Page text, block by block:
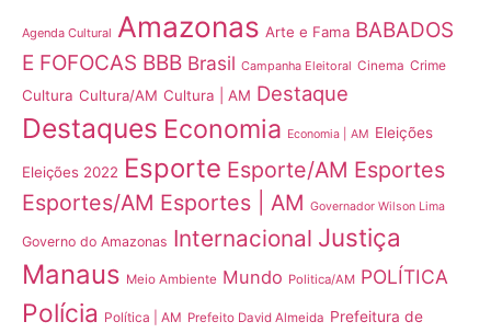
Agenda Cultural Amazonas Arte e Fama BABADOS
E FOFOCAS BBB Brasil Campanha Eleitoral Cinema Crime
Cultura Cultura/AM Cultura | AM Destaque
Destaques Economia Economia | AM Eleições
Eleições 2022 Esporte Esporte/AM Esportes
Esportes/AM Esportes | AM Governador Wilson Lima
Governo do Amazonas Internacional Justiça
Manaus Meio Ambiente Mundo Politica/AM POLÍTICA
Polícia Política | AM Prefeito David Almeida Prefeitura de